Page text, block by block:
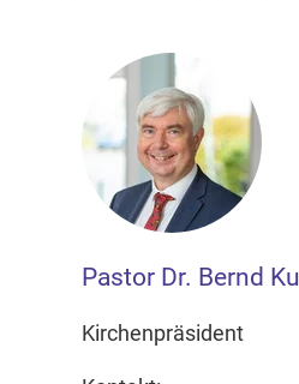
Pastor Dr. Bernd
Kirchenpräsident